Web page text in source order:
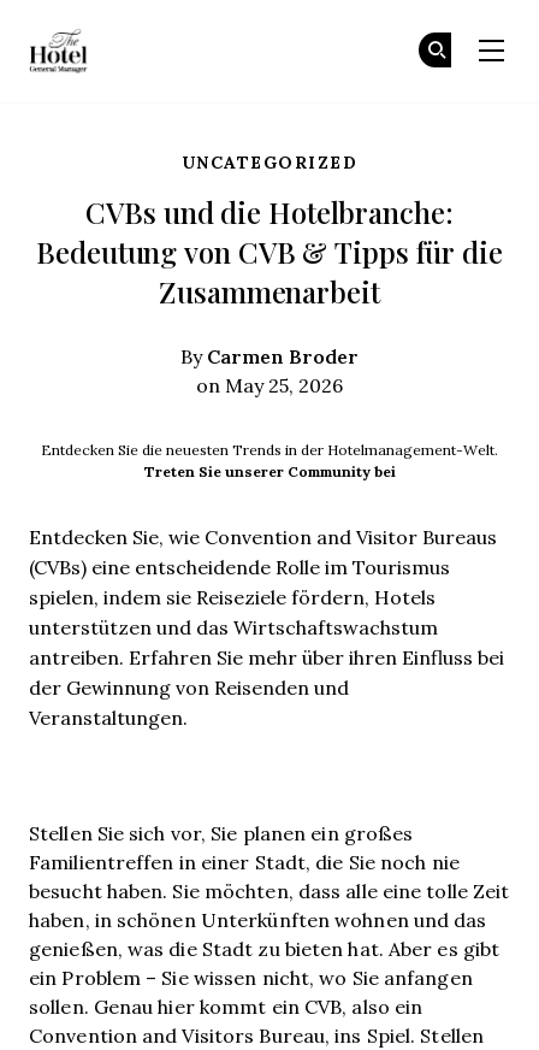
UNCATEGORIZED
CVBs und die Hotelbranche:
Bedeutung von CVB & Tipps für die
Zusammenarbeit
ByCarmen Broder
on May 25, 2026
Entdecken Sie die neuesten Trends in der Hotelmanagement-Welt.
Treten Sie unserer Community bei
Entdecken Sie, wie Convention and Visitor Bureaus
(CVBs) eine entscheidende Rolle im Tourismus
spielen, indem sie Reiseziele fördern, Hotels
unterstützen und das Wirtschaftswachstum
antreiben. Erfahren Sie mehr über ihren Einfluss bei
der Gewinnung von Reisenden und
Veranstaltungen.
Stellen Sie sich vor, Sie planen ein großes
Familientreffen in einer Stadt, die Sie noch nie
besucht haben. Sie möchten, dass alle eine tolle Zeit
haben, in schönen Unterkünften wohnen und das
genießen, was die Stadt zu bieten hat. Aber es gibt
ein Problem – Sie wissen nicht, wo Sie anfangen
sollen. Genau hier kommt ein CVB, also ein
Convention and Visitors Bureau, ins Spiel. Stellen